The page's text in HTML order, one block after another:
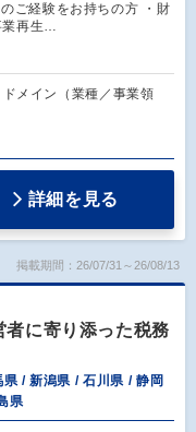
ご経験をお持ちの方 ・財
業再生…
メイン（業種／事業領
詳細を見る
掲載期間：26/07/31～26/08/13
に寄り添った税務
/ 新潟県 / 石川県 / 静岡
県